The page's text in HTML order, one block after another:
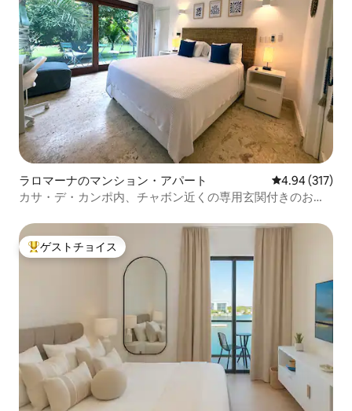
ラロマーナのマンション・アパート レビュー317
4.94 (317)
カサ・デ・カンポ内、チャボン近くの専用玄関付きのお部
大好評のゲストチョイスです。
ゲストチョイス